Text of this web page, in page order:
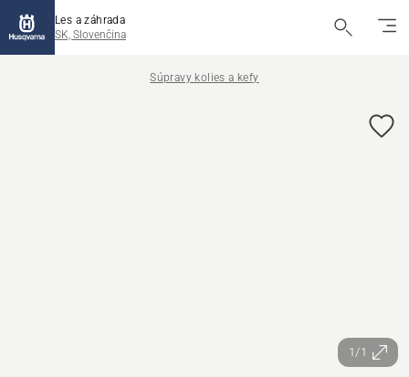
Les a záhrada
SK, Slovenčina
Súpravy kolies a kefy
1/1